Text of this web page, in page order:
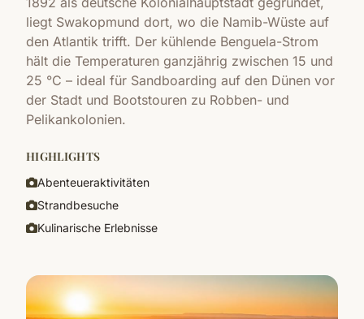
liegt Swakopmund dort, wo die Namib-Wüste auf
den Atlantik trifft. Der kühlende Benguela-Strom
hält die Temperaturen ganzjährig zwischen 15 und
25 °C – ideal für Sandboarding auf den Dünen vor
der Stadt und Bootstouren zu Robben- und
Pelikankolonien.
HIGHLIGHTS
Abenteueraktivitäten
Strandbesuche
Kulinarische Erlebnisse